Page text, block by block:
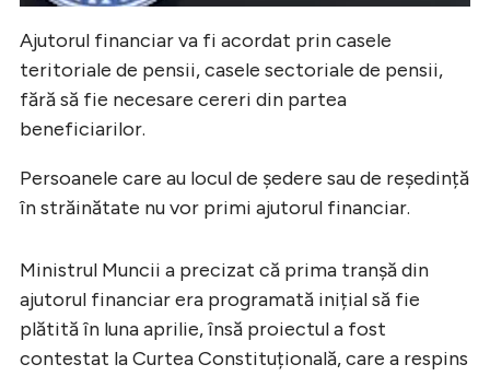
Ajutorul financiar va fi acordat prin casele
teritoriale de pensii, casele sectoriale de pensii,
fără să fie necesare cereri din partea
beneficiarilor.
Persoanele care au locul de şedere sau de reşedință
în străinătate nu vor primi ajutorul financiar.
Ministrul Muncii a precizat că prima tranșă din
ajutorul financiar era programată inițial să fie
plătită în luna aprilie, însă proiectul a fost
contestat la Curtea Constituțională, care a respins